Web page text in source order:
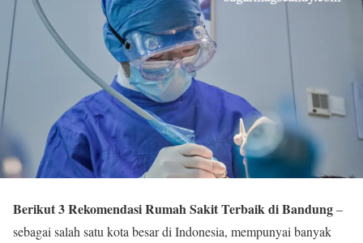
Berikut 3 Rekomendasi Rumah Sakit Terbaik di Bandung–
sebagai salah satu kota besar di Indonesia, mempunyai banyak